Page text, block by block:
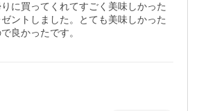
に買ってくれてすごく美味しかった
ントしました。とても美味しかった
良かったです。